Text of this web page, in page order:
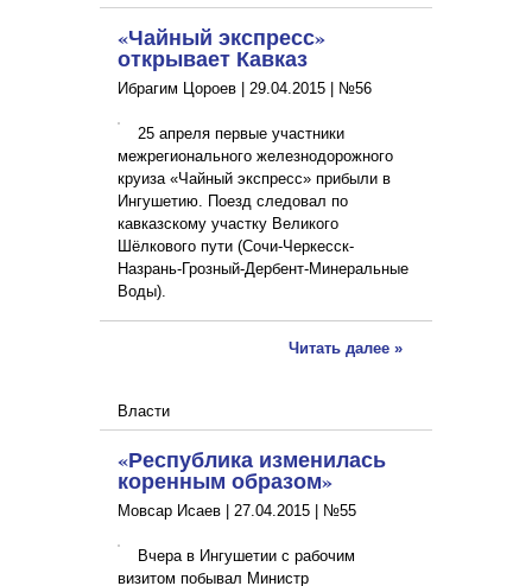
«Чайный экспресс»
открывает Кавказ
Ибрагим Цороев | 29.04.2015 №56
25 апреля первые участники
межрегионального железнодорожного
круиза «Чайный экспресс» прибыли в
Ингушетию. Поезд следовал по
кавказскому участку Великого
Шёлкового пути (Сочи-Черкесск-
Назрань-Грозный-Дербент-Минеральные
Воды).
Читать далее »
Власти
«Республика изменилась
коренным образом»
Мовсар Исаев | 27.04.2015 №55
Вчера в Ингушетии с рабочим
визитом побывал Министр